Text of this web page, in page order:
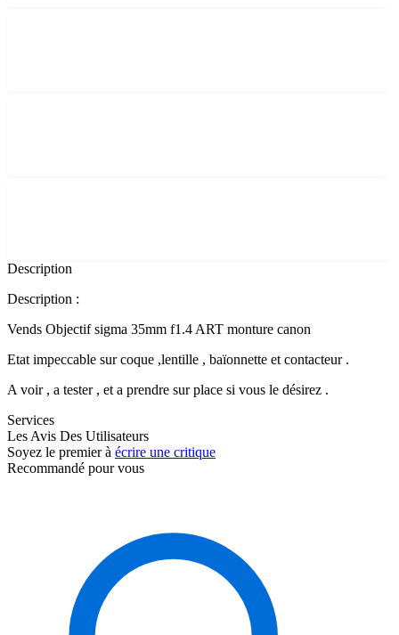
Description
Description :
Vends Objectif sigma 35mm f1.4 ART monture canon
Etat impeccable sur coque ,lentille , baïonnette et contacteur .
A voir , a tester , et a prendre sur place si vous le désirez .
Services
Les Avis Des Utilisateurs
Soyez le premier à écrire une critique
Recommandé pour vous